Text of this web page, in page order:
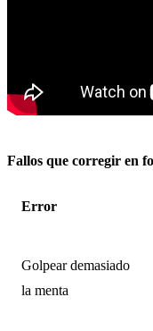
Fallos que corregir en
Error
Golpear demasiado
la menta